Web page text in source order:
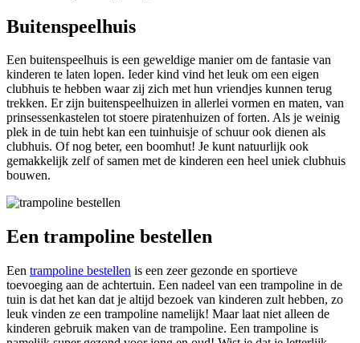
Buitenspeelhuis
Een buitenspeelhuis is een geweldige manier om de fantasie van
kinderen te laten lopen. Ieder kind vind het leuk om een eigen
clubhuis te hebben waar zij zich met hun vriendjes kunnen terug
trekken. Er zijn buitenspeelhuizen in allerlei vormen en maten, van
prinsessenkastelen tot stoere piratenhuizen of forten. Als je weinig
plek in de tuin hebt kan een tuinhuisje of schuur ook dienen als
clubhuis. Of nog beter, een boomhut! Je kunt natuurlijk ook
gemakkelijk zelf of samen met de kinderen een heel uniek clubhuis
bouwen.
Een trampoline bestellen
Een trampoline bestellen is een zeer gezonde en sportieve
toevoeging aan de achtertuin. Een nadeel van een trampoline in de
tuin is dat het kan dat je altijd bezoek van kinderen zult hebben, zo
leuk vinden ze een trampoline namelijk! Maar laat niet alleen de
kinderen gebruik maken van de trampoline. Een trampoline is